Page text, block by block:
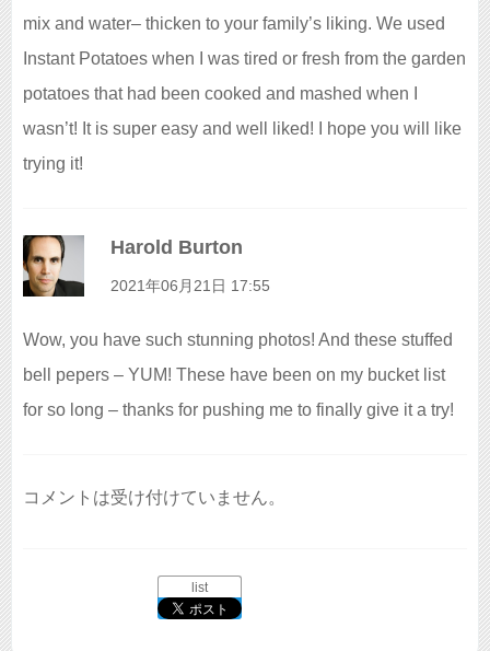
mix and water– thicken to your family’s liking. We used
Instant Potatoes when I was tired or fresh from the garden
potatoes that had been cooked and mashed when I
wasn’t! It is super easy and well liked! I hope you will like
trying it!
Harold Burton
:
2021年06月21日 17:55
Wow, you have such stunning photos! And these stuffed
bell pepers – YUM! These have been on my bucket list
for so long – thanks for pushing me to finally give it a try!
コメントは受け付けていません。
list